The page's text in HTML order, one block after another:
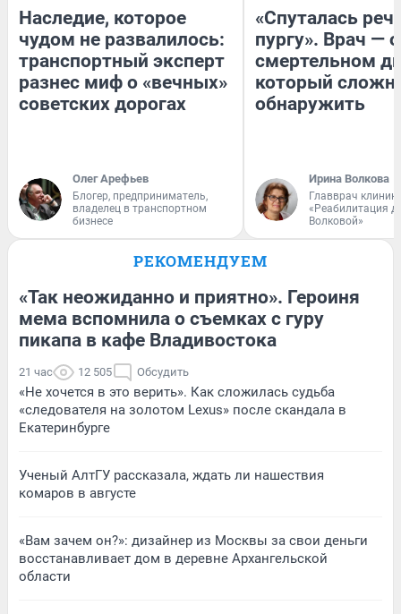
Наследие, которое
чудом не развалилось:
транспортный эксперт
разнес миф о «вечных»
советских дорогах
Олег Арефьев
Блогер, предприниматель,
владелец в транспортном
бизнесе
«Спуталась
пургу». Врач — о
смертельном
который
обнаружить
Ирина Волкова
Главврач
«Реабилитация
Волковой»
РЕКОМЕНДУЕМ
«Так неожиданно и приятно». Героиня
мема вспомнила о съемках с гуру
пикапа в кафе Владивостока
21 час 12 505 Обсудить
«Не хочется в это верить». Как сложилась судьба
«следователя на золотом Lexus» после скандала в
Екатеринбурге
Ученый АлтГУ рассказала, ждать ли нашествия
комаров в августе
«Вам зачем он?»: дизайнер из Москвы за свои деньги
восстанавливает дом в деревне Архангельской
области